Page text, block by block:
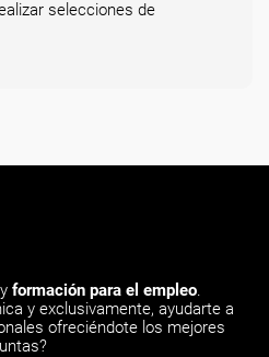
selecciones de
formación para el empleo.
y exclusivamente, ayudarte a
ofreciéndote los mejores